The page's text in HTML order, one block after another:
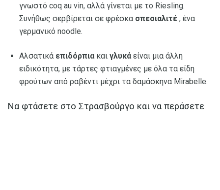
γνωστό coq au vin, αλλά γίνεται με το Riesling.
Συνήθως σερβίρεται σε φρέσκα σπεσιαλιτέ , ένα
γερμανικό noodle.
Αλσατικά επιδόρπια και γλυκά είναι μια άλλη
ειδικότητα, με τάρτες φτιαγμένες με όλα τα είδη
φρούτων από ραβέντι μέχρι τα δαμάσκηνα Mirabelle.
Να φτάσετε στο Στρασβούργο και να περάσετε